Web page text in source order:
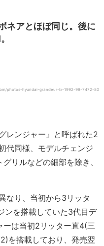
ネアとほぼ同じ。後に
photos-hyundai-grandeur-lx-1992-98-7472-80
レンジャー』と呼ばれた2
代同様、モデルチェンジ
リルなどの細部を除き、
なり、当初から3リッタ
ンを搭載していた3代目デ
は当初2リッター直4(三
を搭載しており、発売翌